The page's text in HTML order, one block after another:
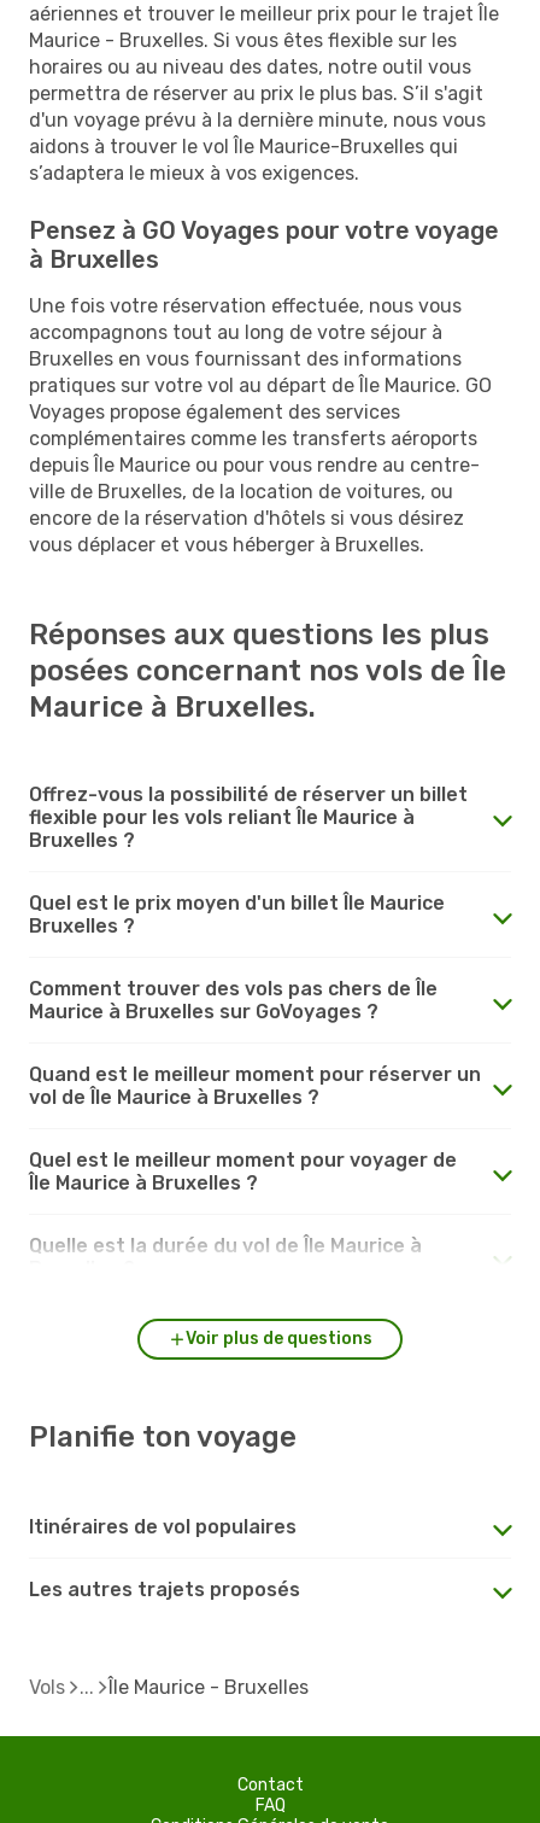
aériennes et trouver le meilleur prix pour le trajet Île
Maurice - Bruxelles. Si vous êtes flexible sur les
horaires ou au niveau des dates, notre outil vous
permettra de réserver au prix le plus bas. S’il s'agit
d'un voyage prévu à la dernière minute, nous vous
aidons à trouver le vol Île Maurice-Bruxelles qui
s’adaptera le mieux à vos exigences.
Pensez à GO Voyages pour votre voyage
à Bruxelles
Une fois votre réservation effectuée, nous vous
accompagnons tout au long de votre séjour à
Bruxelles en vous fournissant des informations
pratiques sur votre vol au départ de Île Maurice. GO
Voyages propose également des services
complémentaires comme les transferts aéroports
depuis Île Maurice ou pour vous rendre au centre-
ville de Bruxelles, de la location de voitures, ou
encore de la réservation d'hôtels si vous désirez
vous déplacer et vous héberger à Bruxelles.
Réponses aux questions les plus
posées concernant nos vols de Île
Maurice à Bruxelles.
Offrez-vous la possibilité de réserver un billet
flexible pour les vols reliant Île Maurice à
Bruxelles ?
Quel est le prix moyen d'un billet Île Maurice
Bruxelles ?
Comment trouver des vols pas chers de Île
Maurice à Bruxelles sur GoVoyages ?
Quand est le meilleur moment pour réserver un
vol de Île Maurice à Bruxelles ?
Quel est le meilleur moment pour voyager de
Île Maurice à Bruxelles ?
Quelle est la durée du vol de Île Maurice à
Voir plus de questions
Planifie ton voyage
Itinéraires de vol populaires
Les autres trajets proposés
Vols Île Maurice - Bruxelles
Contact
FAQ